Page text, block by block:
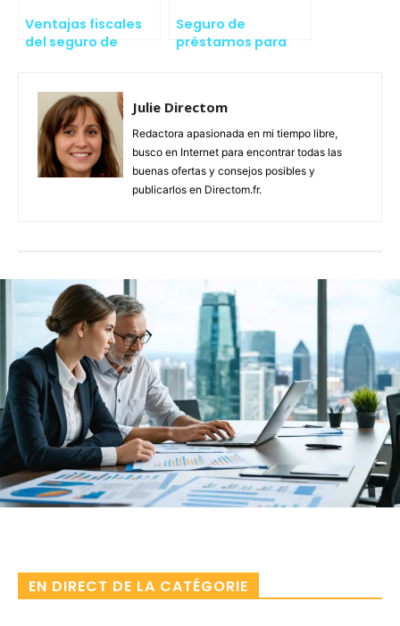
Ventajas fiscales
del seguro de
Seguro de
préstamos para
Julie Directom
Redactora apasionada en mi tiempo libre,
busco en Internet para encontrar todas las
buenas ofertas y consejos posibles y
publicarlos en Directom.fr.
EN DIRECT DE LA CATÉGORIE